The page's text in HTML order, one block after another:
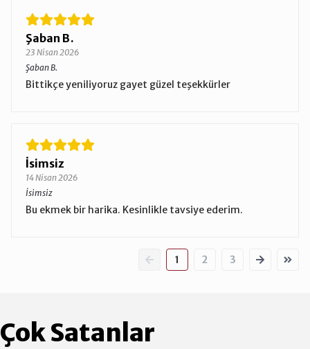
Şaban B.
23 Nisan 2026
Şaban B.
Bittikçe yeniliyoruz gayet güzel teşekkürler
İsimsiz
14 Nisan 2026
İsimsiz
Bu ekmek bir harika. Kesinlikle tavsiye ederim.
1 2 3
Çok Satanlar